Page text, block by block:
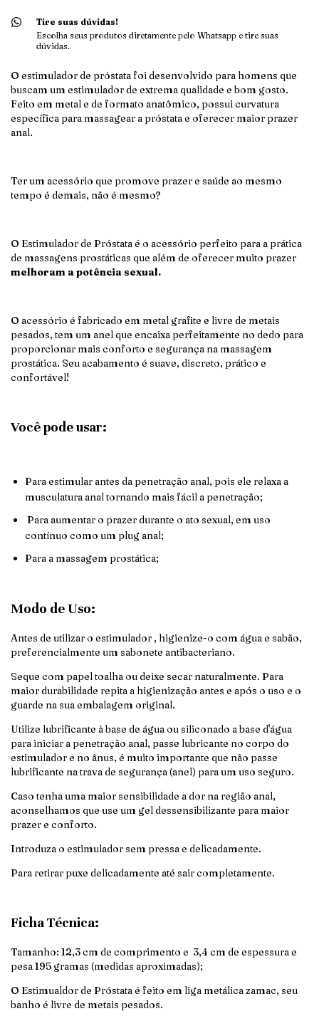
Tire suas dúvidas!
Escolha seus produtos diretamente pelo Whatsapp e tire suas
dúvidas.
O estimulador de próstata foi desenvolvido para homens que
buscam um estimulador de extrema qualidade e bom gosto.
Feito em metal e de formato anatômico, possui curvatura
específica para massagear a próstata e oferecer maior prazer
anal.
Ter um acessório que promove prazer e saúde ao mesmo
tempo é demais, não é mesmo?
O Estimulador de Próstata é o acessório perfeito para a prática
de massagens prostáticas que além de oferecer muito prazer
melhoram a potência sexual.
O acessório é fabricado em metal grafite e livre de metais
pesados, tem um anel que encaixa perfeitamente no dedo para
proporcionar mais conforto e segurança na massagem
prostática. Seu acabamento é suave, discreto, prático e
confortável!
Você pode usar:
Para estimular antes da penetração anal, pois ele relaxa a
musculatura anal tornando mais fácil a penetração;
Para aumentar o prazer durante o ato sexual, em uso
contínuo como um plug anal;
Para a massagem prostática;
Modo de Uso:
Antes de utilizar o estimulador , higienize-o com água e sabão,
preferencialmente um sabonete antibacteriano.
Seque com papel toalha ou deixe secar naturalmente. Para
maior durabilidade repita a higienização antes e após o uso e o
guarde na sua embalagem original.
Utilize lubrificante à base de água ou siliconado a base d'água
para iniciar a penetração anal, passe lubricante no corpo do
estimulador e no ânus, é muito importante que não passe
lubrificante na trava de segurança (anel) para um uso seguro.
Caso tenha uma maior sensibilidade a dor na região anal,
aconselhamos que use um gel dessensibilizante para maior
prazer e conforto.
Introduza o estimulador sem pressa e delicadamente.
Para retirar puxe delicadamente até sair completamente.
Ficha Técnica:
Tamanho: 12,3 cm de comprimento e 3,4 cm de espessura e
pesa 195 gramas (medidas aproximadas);
O Estimualdor de Próstata é feito em liga metálica zamac, seu
banho é livre de metais pesados.